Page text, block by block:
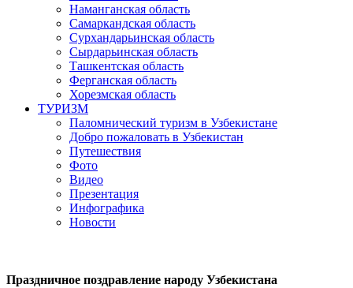
Наманганская область
Самаркандская область
Сурхандарьинская область
Сырдарьинская область
Ташкентская область
Ферганская область
Хорезмская область
ТУРИЗМ
Паломнический туризм в Узбекистане
Добро пожаловать в Узбекистан
Путешествия
Фото
Видео
Презентация
Инфографика
Новости
Праздничное поздравление народу Узбекистана